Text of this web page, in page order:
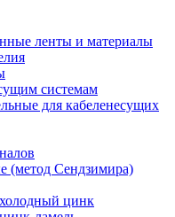
ленты и материалы
системам
для кабеленесущих
(метод Сендзимира)
цинк